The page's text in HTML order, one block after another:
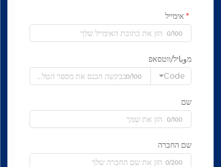
אימייל
0/100
מوباיל/ווטסאפ
Code
0/100
שם
0/100
שם החברה
0/200